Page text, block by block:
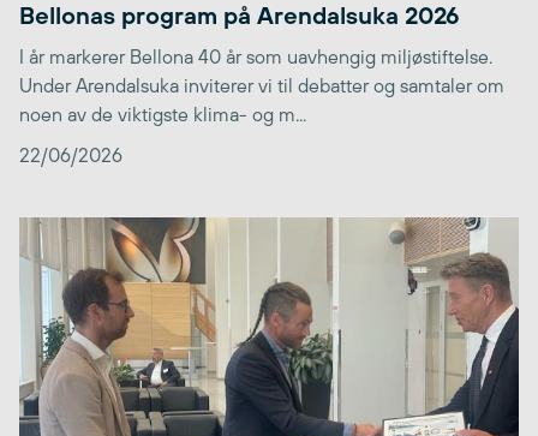
Bellonas program på Arendalsuka 2026
I år markerer Bellona 40 år som uavhengig miljøstiftelse.
Under Arendalsuka inviterer vi til debatter og samtaler om
noen av de viktigste klima- og m...
22/06/2026